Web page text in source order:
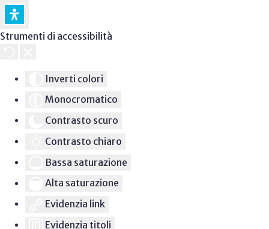
Strumenti di accessibilità
Inverti colori
Monocromatico
Contrasto scuro
Contrasto chiaro
Bassa saturazione
Alta saturazione
Evidenzia link
Evidenzia titoli